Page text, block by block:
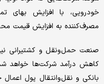
خودرویی، با افزایش بهای
مصرف‌کننده به افزایش قیمت
صنعت حمل‌ونقل و کشتیرانی
کاهش درآمد شرکت‌ها خواهد
بانکی و نقل‌وانتقال پول